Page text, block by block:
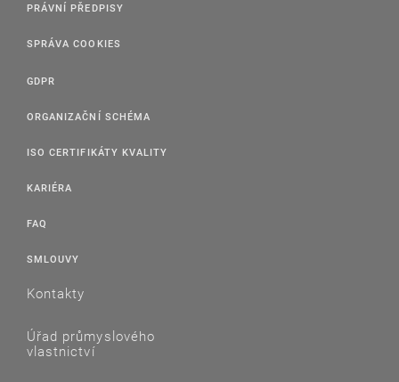
PRÁVNÍ PŘEDPISY
SPRÁVA COOKIES
GDPR
ORGANIZAČNÍ SCHÉMA
ISO CERTIFIKÁTY KVALITY
KARIÉRA
FAQ
SMLOUVY
Kontakty
Úřad průmyslového
vlastnictví